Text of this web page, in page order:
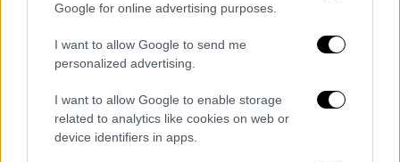
Google for online advertising purposes.
I want to allow Google to send me
personalized advertising.
I want to allow Google to enable storage
related to analytics like cookies on web or
device identifiers in apps.
συμμετοχής του στοGNTM
, απάντησε πως
επισημαίνοντας ότι το ριάλιτι έχει
φιλοξενήσει πολλά και διαφορετικά
πρόσωπα με επιτυχία.